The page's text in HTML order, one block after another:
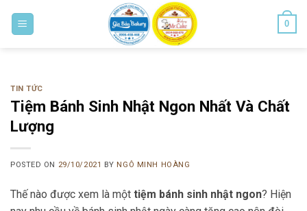
0
TIN TỨC
Tiệm Bánh Sinh Nhật Ngon Nhất Và Chất
Lượng
POSTED ON 29/10/2021 BY NGÔ MINH HOÀNG
Thế nào được xem là một tiệm bánh sinh nhật ngon? Hiện